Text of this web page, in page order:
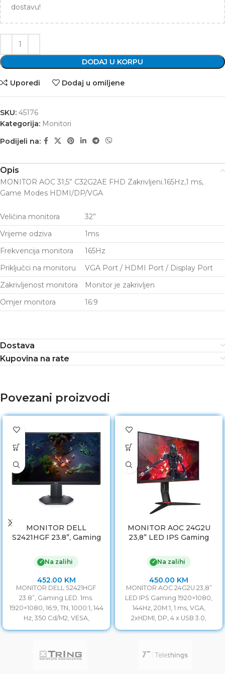
dostavu!
DODAJ U KORPU
Uporedi Dodaj u omiljene
SKU: 45176
Kategorija: Monitori
Podijeli na:
Opis
MONITOR AOC 31,5” C32G2AE FHD Zakrivljeni.165Hz,1 ms,
Game Modes HDMI/DP/VGA
Veličina monitora
32”
Vrijeme odziva
1ms
Frekvencija monitora
165Hz
Priključci na monitoru
VGA Port / HDMI Port / Display Port
Zakrivljenost monitora
Monitor je zakrivljen
Omjer monitora
16:9
Dostava
Kupovina na rate
Povezani proizvodi
MONITOR DELL
S2421HGF 23.8”, Gaming
TN, 1000:1, 144 Hz, 350
Cd/M2, VESA, DisplayPort,
HDMI, USB, 3godGAR.
✓ Na zalihi
452.00 KM
MONITOR DELL S2421HGF
23.8”, Gaming LED. 1ms.
1920×1080, 16:9, TN, 1000:1, 144
Hz, 350 Cd/M2, VESA,
DisplayPort, HDMI, USB,
MONITOR AOC 24G2U
23,8” LED IPS Gaming
ms, VGA, 2xHDMI, DP, 4 x
USB 3.0, Zvučnici. H.
Adjust, VESA, 3y
✓ Na zalihi
450.00 KM
MONITOR AOC 24G2U 23,8”
LED IPS Gaming 1920×1080,
144Hz, 20M:1, 1 ms, VGA,
2xHDMI, DP, 4 x USB 3.0,
Zvučnici.